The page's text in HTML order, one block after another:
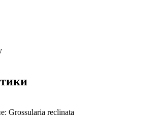
Grossularia reclinata